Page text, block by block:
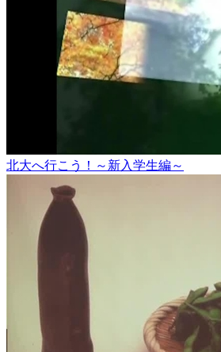
北大へ行こう！～新入学生編～